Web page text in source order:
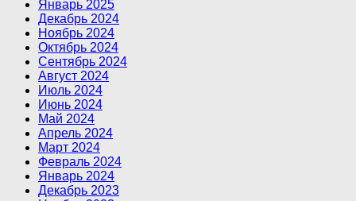
Январь 2025
Декабрь 2024
Ноябрь 2024
Октябрь 2024
Сентябрь 2024
Август 2024
Июль 2024
Июнь 2024
Май 2024
Апрель 2024
Март 2024
Февраль 2024
Январь 2024
Декабрь 2023